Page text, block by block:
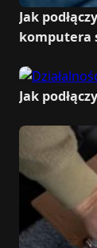
Jak
komputera
Jak